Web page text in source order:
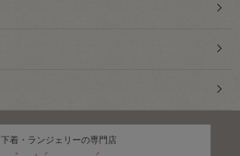
下着・ランジェリーの専門店